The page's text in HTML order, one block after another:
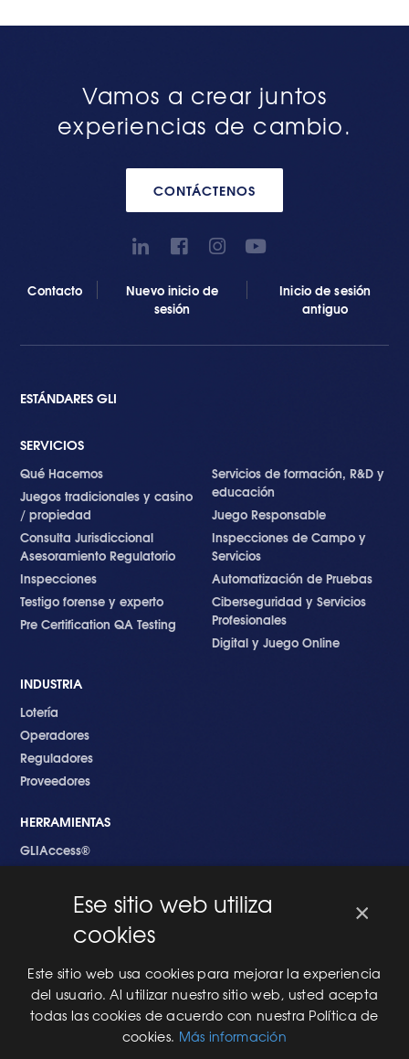
Vamos a crear juntos
experiencias de cambio.
CONTÁCTENOS
Contacto
Nuevo inicio de
sesión
Inicio de sesión
antiguo
ESTÁNDARES GLI
SERVICIOS
Qué Hacemos
Juegos tradicionales y casino
/ propiedad
Consulta Jurisdiccional
Asesoramiento Regulatorio
Inspecciones
Testigo forense y experto
Pre Certification QA Testing
Servicios de formación, R&D y
educación
Juego Responsable
Inspecciones de Campo y
Servicios
Automatización de Pruebas
Ciberseguridad y Servicios
Profesionales
Digital y Juego Online
INDUSTRIA
Lotería
Operadores
Reguladores
Proveedores
HERRAMIENTAS
GLIAccess®
EMPEZANDO
Nuevo en GLI
Nuevo Software
Una Nueva Máquina
Modificaciones al Software
Modificaciones al Hardware
×
Ese sitio web utiliza
cookies
Este sitio web usa cookies para mejorar la experiencia
del usuario. Al utilizar nuestro sitio web, usted acepta
todas las cookies de acuerdo con nuestra Política de
cookies. Más información